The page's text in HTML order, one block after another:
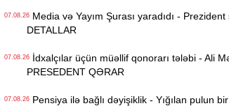
07.08.26Media və Yayım Şurası yaradıdı -
DETALLAR
07.08.26İdxalçılar üçün müəllif qonorarı tələbi - Ali
PRESEDENT QƏRAR
07.08.26Pensiya ilə bağlı dəyişiklik - Yığılan pulun